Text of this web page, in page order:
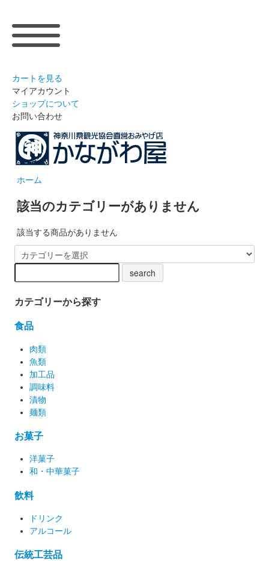
カートを見る
マイアカウント
ショップについて
お問い合わせ
ホーム
該当のカテゴリーがありません
該当する商品がありません
カテゴリーから探す
食品
肉類
魚類
加工品
調味料
漬物
麺類
お菓子
洋菓子
和・中華菓子
飲料
ドリンク
アルコール
伝統工芸品